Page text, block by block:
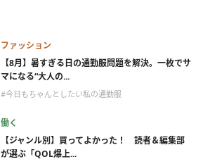
ファッション
【8月】暑すぎる日の通勤服問題を解決。一枚でサ
マになる“大人の...
#今日もちゃんとしたい私の通勤服
働く
【ジャンル別】買ってよかった！ 読者＆編集部
が選ぶ「QOL爆上...